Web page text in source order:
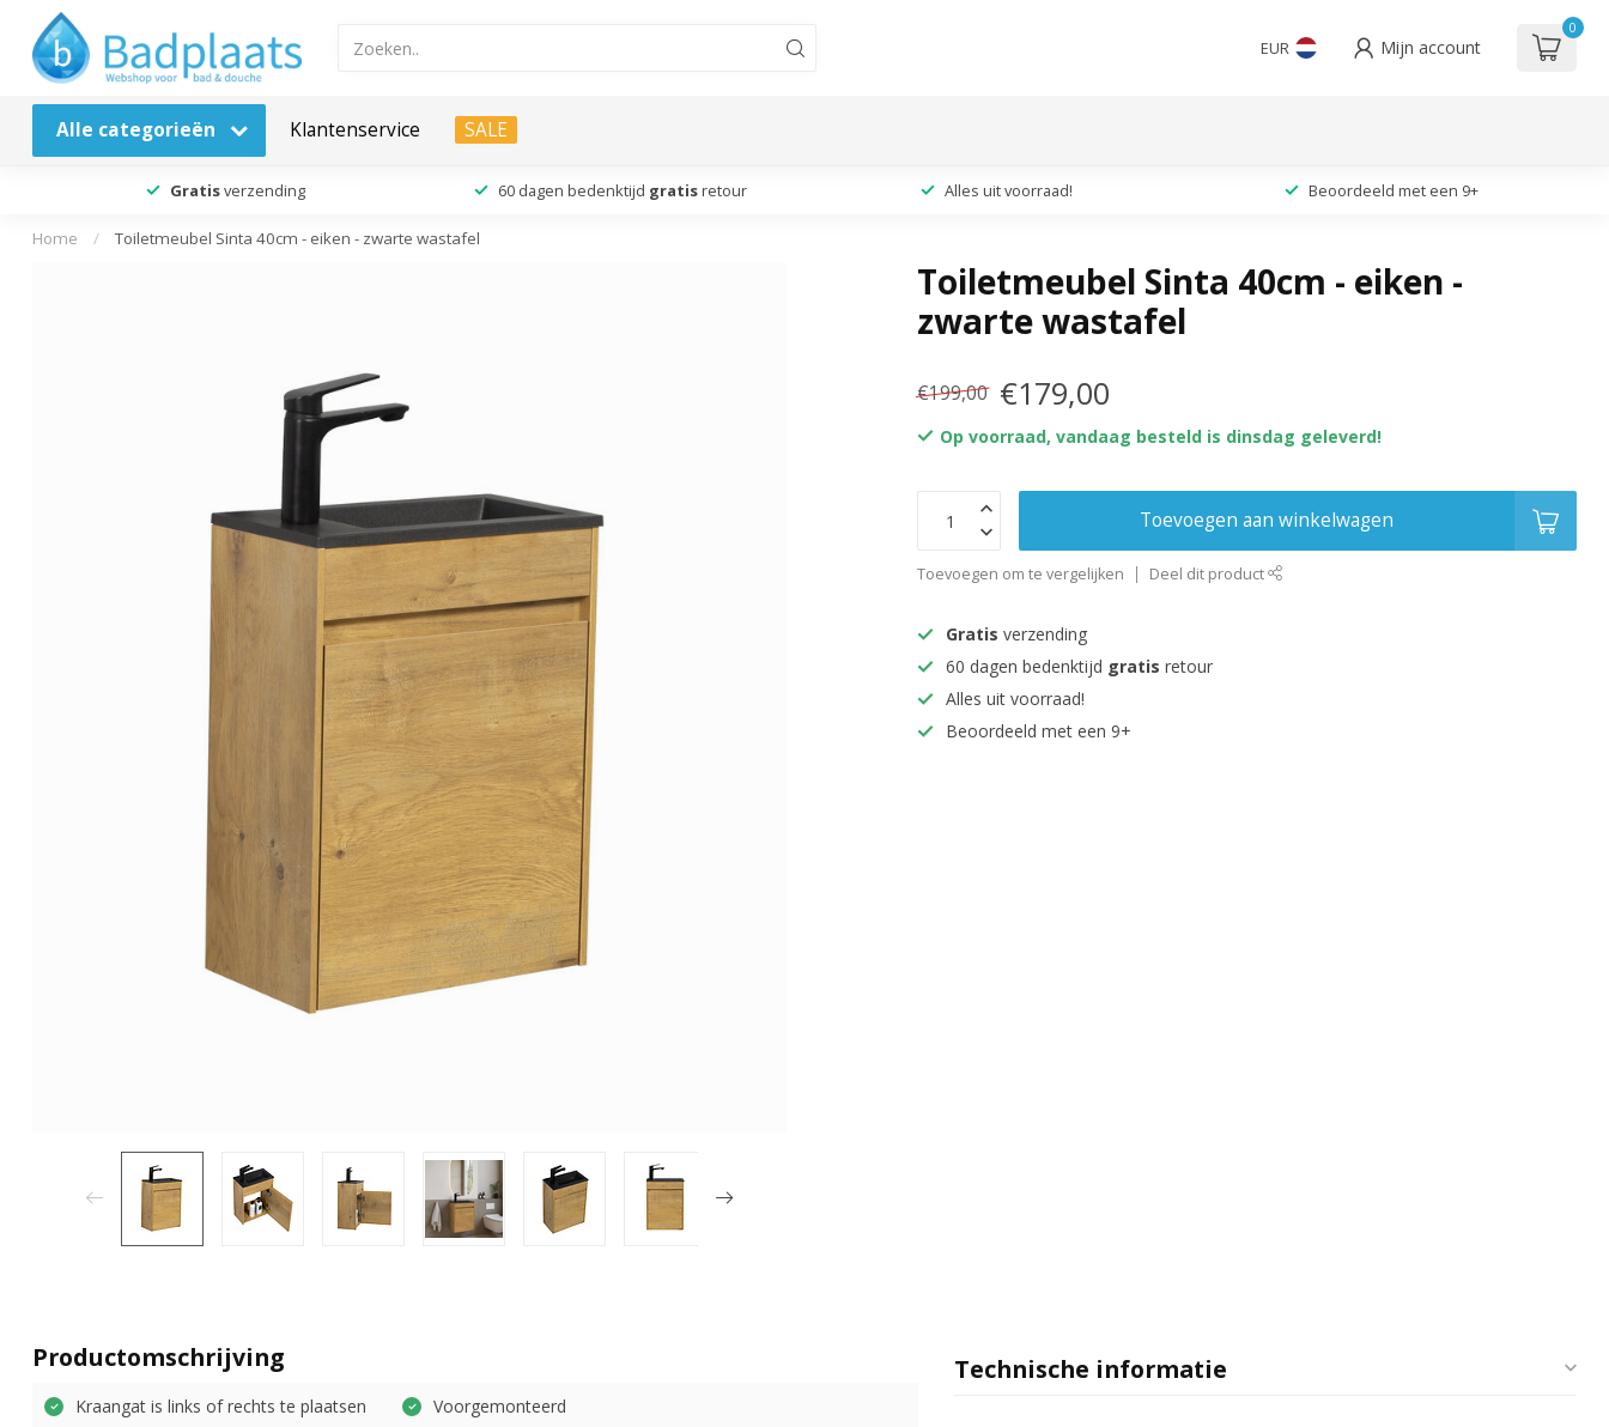
EUR Mijn account
0
Alle categorieën Klantenservice SALE
Gratisverzending 60 dagen bedenktijd gratis retour Alles uit voorraad! Beoordeeld met een 9+
Home / Toiletmeubel Sinta 40cm - eiken - zwarte wastafel
Toiletmeubel Sinta 40cm - eiken -
zwarte wastafel
€199,00 €179,00
Op voorraad, vandaag besteld is dinsdag geleverd!
Toevoegen aan winkelwagen
Toevoegen om te vergelijken Deel dit product
Gratis verzending
60 dagen bedenktijd gratis retour
Alles uit voorraad!
Beoordeeld met een 9+
Productomschrijving
Kraangat is links of rechts te plaatsen Voorgemonteerd
Technische informatie